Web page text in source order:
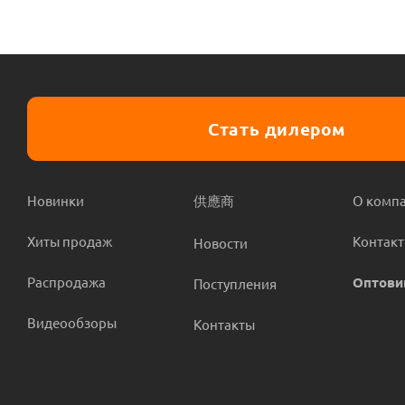
Стать дилером
Новинки
Хиты продаж
Распродажа
Видеообзоры
供應商
Новости
Поступления
Контакты
О